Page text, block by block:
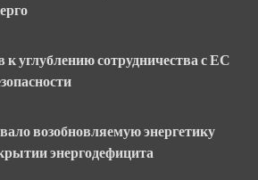
к углублению сотрудничества с ЕС
возобновляемую энергетику
энергодефицита